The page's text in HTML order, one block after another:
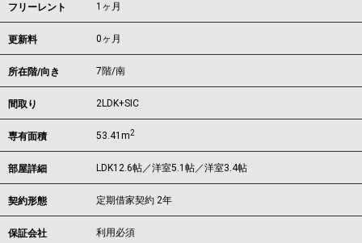
フリーレント 1ヶ月
更新料 0ヶ月
所在階/向き 7階/南
間取り 2LDK+SIC
専有面積 53.41m2
部屋詳細 LDK12.6帖／洋室5.1帖／洋室3.4帖
契約形態 定期借家契約 2年
保証会社 利用必須